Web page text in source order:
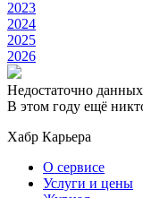
2023
2024
2025
2026
Недостаточно данных
В этом году ещё
Хабр Карьера
О сервисе
Услуги и цены